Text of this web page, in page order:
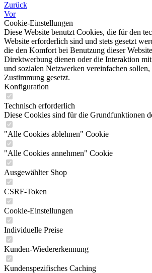
Zurück
Vor
Cookie-Einstellungen
Diese Website benutzt Cookies, die für den
Website erforderlich sind und stets gesetzt
die den Komfort bei Benutzung dieser
Direktwerbung dienen oder die Interaktion mit
und sozialen Netzwerken vereinfachen
Zustimmung gesetzt.
Konfiguration
Technisch erforderlich
Diese Cookies sind für die Grundfunktionen
"Alle Cookies ablehnen" Cookie
"Alle Cookies annehmen" Cookie
Ausgewählter Shop
CSRF-Token
Cookie-Einstellungen
Individuelle Preise
Kunden-Wiedererkennung
Kundenspezifisches Caching